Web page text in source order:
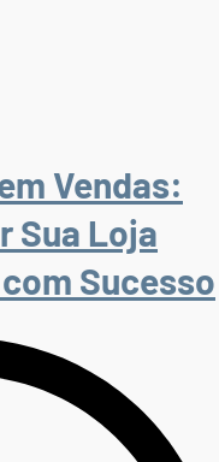
Vendas:
Sua Loja
Sucesso